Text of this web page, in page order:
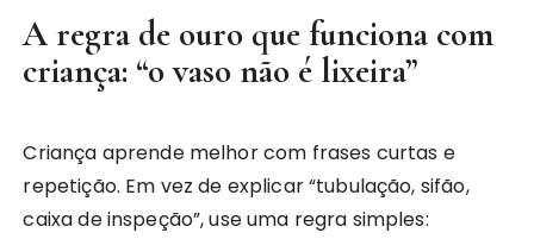
A regra de ouro que funciona com
criança: “o vaso não é lixeira”
Criança aprende melhor com frases curtas e
repetição. Em vez de explicar “tubulação, sifão,
caixa de inspeção”, use uma regra simples: